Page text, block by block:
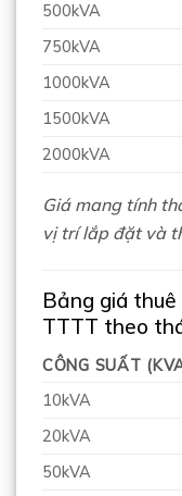
500kVA
750kVA
1000kVA
1500kVA
2000kVA
Giá mang tính
vị trí lắp đặt và
Bảng giá
TTTT theo
CÔNG SUẤT
10kVA
20kVA
50kVA